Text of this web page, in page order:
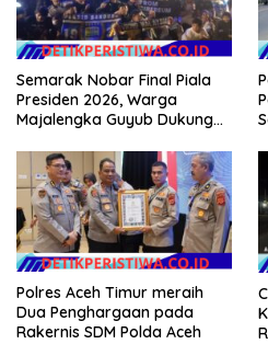
Semarak Nobar Final Piala
Presiden 2026, Warga
Majalengka Guyub Dukung
Kahayang
Polres Aceh Timur meraih
Dua Penghargaan pada
Rakernis SDM Polda Aceh